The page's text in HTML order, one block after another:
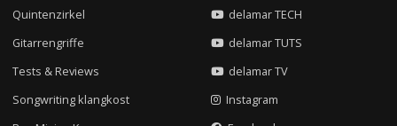
Quintenzirkel
Gitarrengriffe
Tests & Reviews
Songwriting klangkost
delamar TECH
delamar TUTS
delamar TV
Instagram